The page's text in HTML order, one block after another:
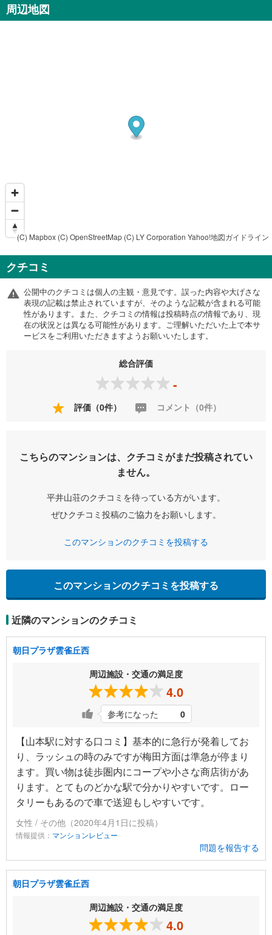
周辺地図
(C) Mapbox (C) OpenStreetMap (C) LY Corporation Yahoo!地図ガイドライン
クチコミ
公開中のクチコミは個人の主観・意見です。誤った内容や大げさな
表現の記載は禁止されていますが、そのような記載が含まれる可能
性があります。また、クチコミの情報は投稿時点の情報であり、現
在の状況とは異なる可能性があります。ご理解いただいた上で本サ
ービスをご利用いただきますようお願いいたします。
総合評価
-
評価（0件） コメント（0件）
こちらのマンションは、クチコミがまだ投稿されてい
ません。
平井山荘のクチコミを待っている方がいます。
ぜひクチコミ投稿のご協力をお願いします。
このマンションのクチコミを投稿する
このマンションのクチコミを投稿する
近隣のマンションのクチコミ
朝日プラザ雲雀丘西
周辺施設・交通の満足度
4.0
参考になった 0
【山本駅に対する口コミ】基本的に急行が発着してお
り、ラッシュの時のみですが梅田方面は準急が停まり
ます。買い物は徒歩圏内にコープや小さな商店街があ
ります。とてものどかな駅で分かりやすいです。ロー
タリーもあるので車で送迎もしやすいです。
女性 / その他（2020年4月1日に投稿）
情報提供： マンションレビュー
問題を報告する
朝日プラザ雲雀丘西
周辺施設・交通の満足度
4.0